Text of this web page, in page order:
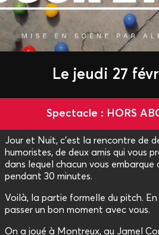
Le jeudi 27
Spectacle : HORS
Jour et Nuit, c’est la rencontre de
humoristes, de deux amis qui vous
dans lequel chacun vous embarque
pendant 30 minutes.
Voilà, la partie formelle du pitch.
passer un bon moment avec vous.
On a joué à Montreux, au Jamel